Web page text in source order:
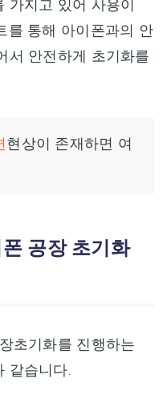
지고 있어 사용이
를 통해 아이폰과의 안
서 안전하게 초기화를
현상이 존재하면 여
공장 초기화
초기화를 진행하는
같습니다.